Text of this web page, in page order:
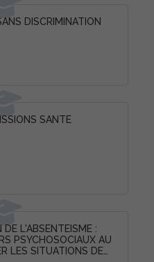
DISCRIMINATION
SANTE
DE L'ABSENTEISME :
PSYCHOSOCIAUX AU
LES SITUATIONS DE